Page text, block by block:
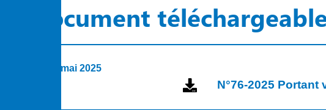
Document
21 mai 2025
N°76-2025